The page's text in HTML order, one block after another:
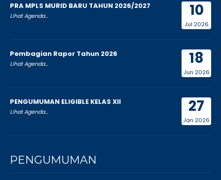
10
Jul 2026
PRA MPLS MURID BARU TAHUN 2026/2027
Lihat Agenda...
18
Jun 2026
Pembagian Rapor Tahun 2026
Lihat Agenda...
27
Jan 2026
PENGUMUMAN ELIGIBLE KELAS XII
Lihat Agenda...
PENGUMUMAN